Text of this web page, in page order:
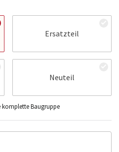
Ersatzteil
Neuteil
komplette Baugruppe